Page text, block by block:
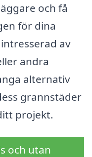
och få
för dina
av
andra
alternativ
grannstäder
projekt.
och utan